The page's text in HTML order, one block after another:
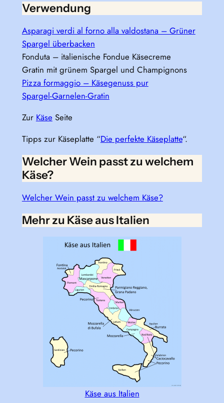
Verwendung
Asparagi verdi al forno alla valdostana – Grüner
Spargel überbacken
Fonduta – italienische Fondue Käsecreme
Gratin mit grünem Spargel und Champignons
Pizza formaggio – Käsegenuss pur
Spargel-Garnelen-Gratin
Zur Käse Seite
Tipps zur Käseplatte “Die perfekte Käseplatte“.
Welcher Wein passt zu welchem
Käse?
Welcher Wein passt zu welchem Käse?
Mehr zu Käse aus Italien
Käse aus Italien